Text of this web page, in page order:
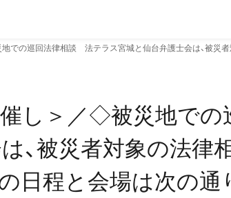
地での巡回法律相談 法テラス宮城と仙台弁護士会は、被災
催し＞／◇被災地で
、被災者対象の法律
日程と会場は次の通